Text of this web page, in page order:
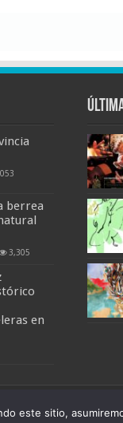
berrea
3,305
en
este sitio,